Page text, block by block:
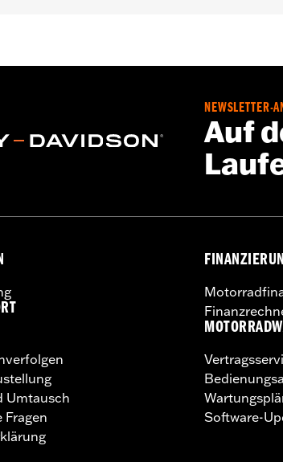
Garantie – Aufwww.h-d.com/
NEWSLETTER-
Auf
Umtausch
Fragen
Software-